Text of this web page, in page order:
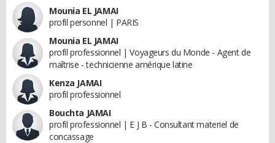
Mounia EL JAMAI
profil personnel | PARIS
Mounia EL JAMAI
profil professionnel | Voyageurs du Monde - Agent de
maîtrise - technicienne amérique latine
Kenza JAMAI
profil professionnel
Bouchta JAMAI
profil professionnel | E J B - Consultant materiel de
concassage